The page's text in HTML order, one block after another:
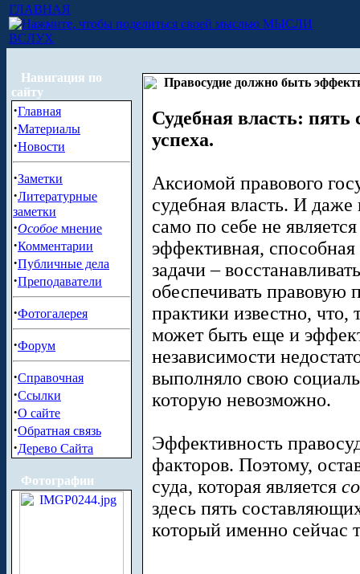
ГЛАВНАЯ
МЫСЛИ
ВСЛУХ
Навигация по
сайту
·Главная
·Материалы
·Новости
·Заметки
·Литературные
заметки
·Особое мнение
·Комментарии
·Публичные дела
·Преподаватели
·Фотогалерея
·Форум
·Справочная
·Ссылки
·О сайте
·Обратная связь
·Дерево Сайта
Фотографии
Правосудие должно быть
Судебная власть:
успеха.
Аксиомой правового
судебная власть. И даже
само по себе не
эффективная,
задачи –
обеспечивать правовую
практики известно, что,
может быть еще и
независимости
выполняло свою
которую невозможно.
Эффективность
факторов. Поэтому,
суда, которая является
здесь пять
который именно сейчас